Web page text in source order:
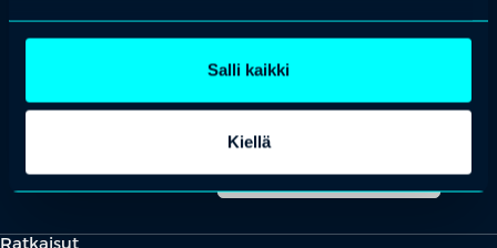
Salli kaikki
Kiellä
+358 (0)20 780 6220
asiakaspalvelu@professio.fi
Kaikki yhteystiedot Yhteistyökumppaniksi?
Ratkaisut